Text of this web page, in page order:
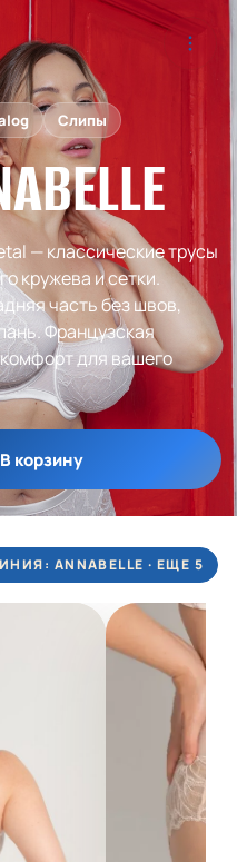
Слипы
— классические трусы
кружева и сетки.
часть без швов,
Французская
для вашего
В корзину
ANNABELLE · ЕЩЕ 5